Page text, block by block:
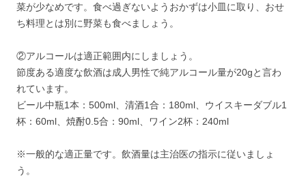
菜が少なめです。食べ過ぎないようおかずは小皿に取り、おせ
ち料理とは別に野菜も食べましょう。
②アルコールは適正範囲内にしましょう。
節度ある適度な飲酒は成人男性で純アルコール量が20gと言わ
れています。
ビール中瓶1本：500ml、清酒1合：180ml、ウイスキーダブル1
杯：60ml、焼酎0.5合：90ml、ワイン2杯：240ml
※一般的な適正量です。飲酒量は主治医の指示に従いましょ
う。